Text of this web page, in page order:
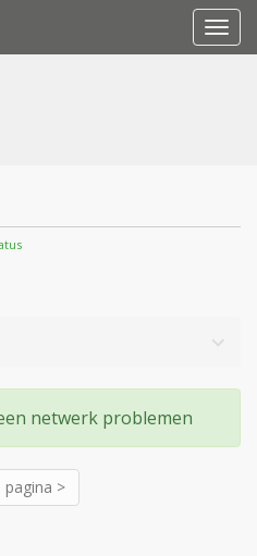
netwerk problemen
pagina >